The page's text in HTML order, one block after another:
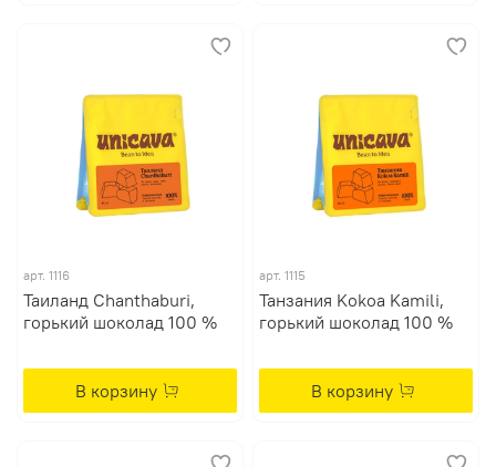
арт. 1116
Таиланд Chanthaburi,
горький шоколад 100 %
В корзину
арт. 1115
Танзания Kokoa Kamili,
горький шоколад 100 %
В корзину